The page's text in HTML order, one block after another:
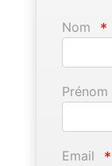
Nom *
Prénom
Email *